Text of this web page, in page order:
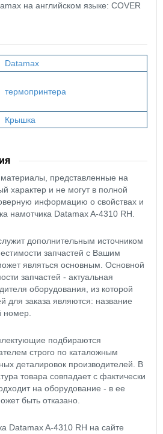
на английском языке: COVER
Datamax
термопринтера
Крышка
представленные на
характер и не могут в полной
информацию о свойствах и
намотчика Datamax A-4310 RH.
дополнительным источником
запчастей с Вашим
являться основным. Основной
запчастей - актуальная
оборудования, из которой
для заказа являются: название
номер.
подбираются
строго по каталожным
деталировок производителей. В
товара совпадает с фактически
на оборудование - в ее
быть отказано.
Datamax A-4310 RH на сайте